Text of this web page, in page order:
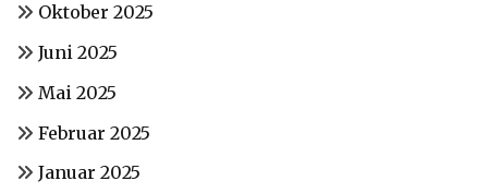
Oktober 2025
Juni 2025
Mai 2025
Februar 2025
Januar 2025